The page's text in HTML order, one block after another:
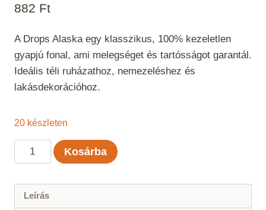
882 Ft
A Drops Alaska egy klasszikus, 100% kezeletlen
gyapjú fonal, ami melegséget és tartósságot garantál.
Ideális téli ruházathoz, nemezeléshez és
lakásdekorációhoz.
20 készleten
Drops
Alaska
Color
Kosárba
Leírás